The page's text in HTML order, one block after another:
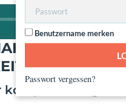
Benutzername merken
Passwort vergessen?
ÜBER
UND